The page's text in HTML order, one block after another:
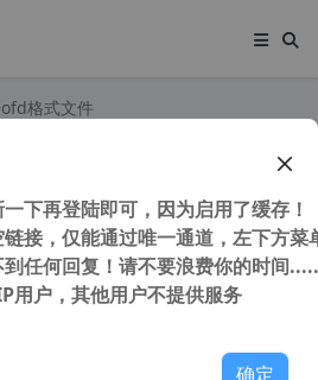
格式文件
下再登陆即可，因为启用了缓存！
接，仅能通过唯一通道，左下方菜
任何回复！请不要浪费你的时间
用户，其他用户不提供服务
确定